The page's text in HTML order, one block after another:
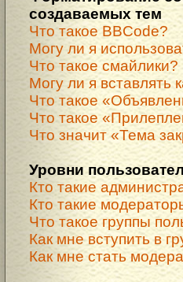
создаваемых тем
Что такое BBCode?
Могу ли я
Что такое смайлики?
Могу ли я вставлять
Что такое
Что такое
Что значит «Тема
Уровни
Кто такие
Кто такие
Что такое группы
Как мне вступить в
Как мне стать